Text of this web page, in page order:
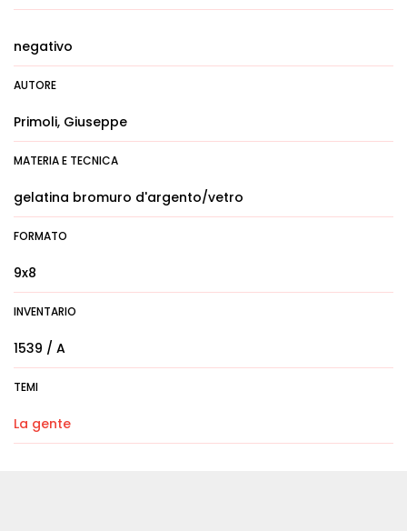
negativo
AUTORE
Primoli, Giuseppe
MATERIA E TECNICA
gelatina bromuro d'argento/vetro
FORMATO
9x8
INVENTARIO
1539 / A
TEMI
La gente